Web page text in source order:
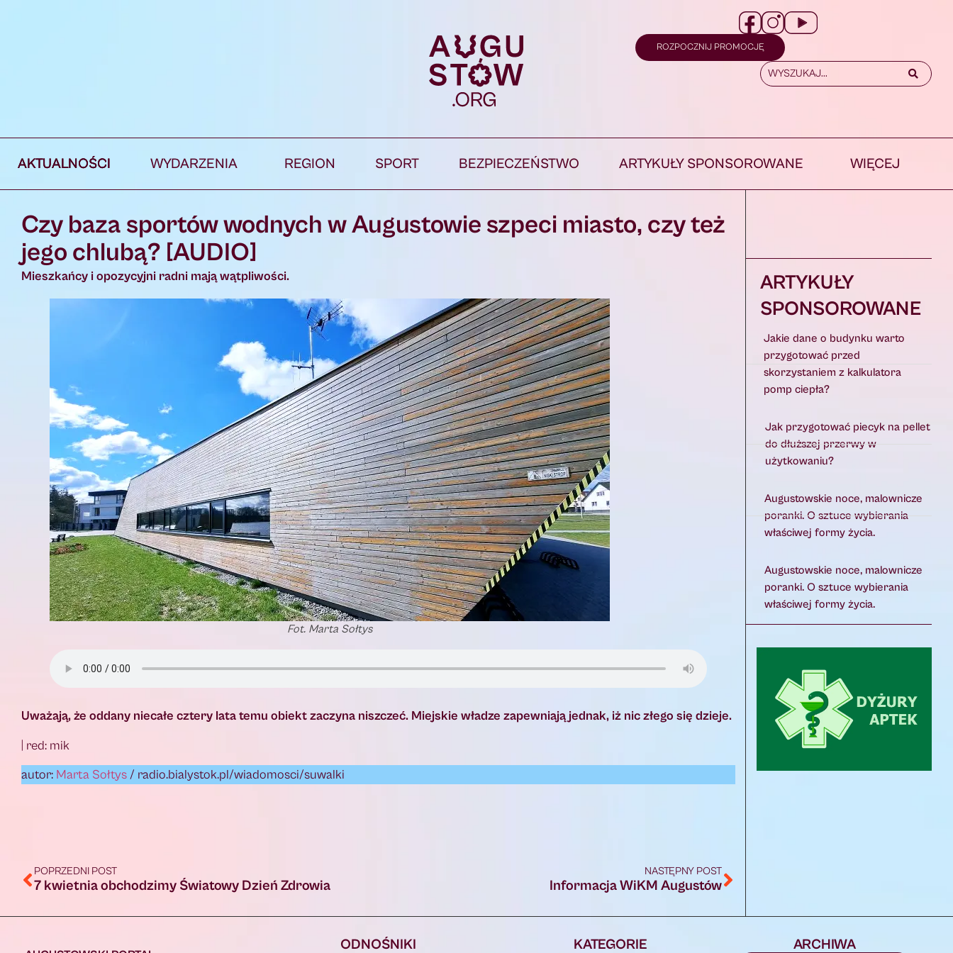
ROZPOCZNIJ PROMOCJĘ
AKTUALNOŚCI WYDARZENIA REGION SPORT BEZPIECZEŃSTWO ARTYKUŁY SPONSOROWANE WIĘCEJ
Czy baza sportów wodnych w Augustowie szpeci miasto, czy też
jego chlubą? [AUDIO]
Mieszkańcy i opozycyjni radni mają wątpliwości.
Fot. Marta Sołtys
Uważają, że oddany niecałe cztery lata temu obiekt zaczyna niszczeć. Miejskie władze zapewniają jednak, iż nic złego się dzieje.
| red: mik
autor: Marta Sołtys / radio.bialystok.pl/wiadomosci/suwalki
POPRZEDNI POST
7 kwietnia obchodzimy Światowy Dzień Zdrowia
NASTĘPNY POST
Informacja WiKM Augustów
ARTYKUŁY
SPONSOROWANE
Jakie dane o budynku warto
przygotować przed
skorzystaniem z kalkulatora
pomp ciepła?
Jak przygotować piecyk na pellet
do dłuższej przerwy w
użytkowaniu?
Augustowskie noce, malownicze
poranki. O sztuce wybierania
właściwej formy życia.
Augustowskie noce, malownicze
poranki. O sztuce wybierania
właściwej formy życia.
ODNOŚNIKI KATEGORIE ARCHIWA